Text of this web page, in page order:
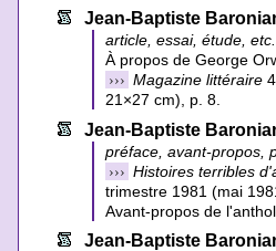
Jean-Baptiste
article, essai, étude, etc.
À propos de George
››› Magazine littéraire
21×27 cm), p. 8.
Jean-Baptiste
préface, avant-propos,
››› Histoires terribles
trimestre 1981 (mai
Avant-propos de
Jean-Baptiste